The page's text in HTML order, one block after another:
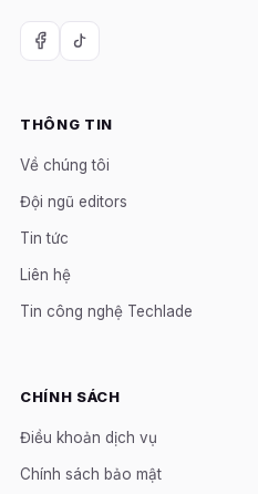
THÔNG TIN
Về chúng tôi
Đội ngũ editors
Tin tức
Liên hệ
Tin công nghệ Techlade
CHÍNH SÁCH
Điều khoản dịch vụ
Chính sách bảo mật